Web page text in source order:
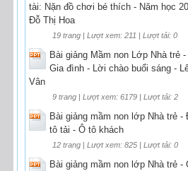
tài: Nặn đồ chơi bé thích - Năm học
Đỗ Thị Hoa
19 trang | Lượt xem: 211 | Lượt tải: 0
Bài giảng Mầm non Lớp Nhà trẻ -
Gia đình - Lời chào buổi sáng -
Vân
9 trang | Lượt xem: 6179 | Lượt tải: 2
Bài giảng mầm non lớp Nhà trẻ -
tô tải - Ô tô khách
12 trang | Lượt xem: 825 | Lượt tải: 0
Bài giảng mầm non lớp Nhà trẻ -